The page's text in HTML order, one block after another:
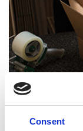
Consent